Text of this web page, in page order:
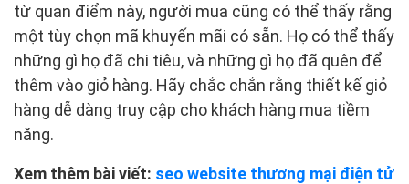
từ quan điểm này, người mua cũng có thể thấy rằng
một tùy chọn mã khuyến mãi có sẵn. Họ có thể thấy
những gì họ đã chi tiêu, và những gì họ đã quên để
thêm vào giỏ hàng. Hãy chắc chắn rằng thiết kế giỏ
hàng dễ dàng truy cập cho khách hàng mua tiềm
năng.
Xem thêm bài viết: seo website thương mại điện tử